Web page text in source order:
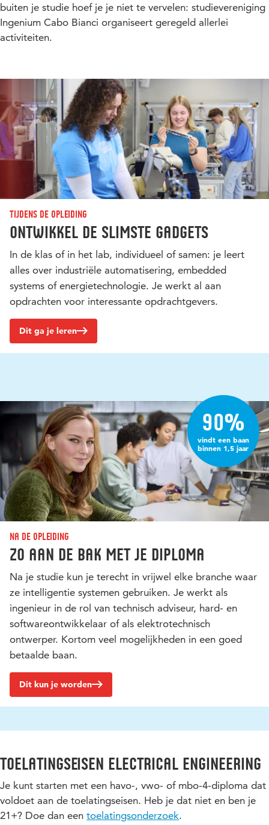
buiten je studie hoef je je niet te vervelen: studievereniging
Ingenium Cabo Bianci organiseert geregeld allerlei
activiteiten.
Tijdens de opleiding
Ontwikkel de slimste gadgets
In de klas of in het lab, individueel of samen: je leert
alles over industriële automatisering, embedded
systems of energietechnologie. Je werkt al aan
opdrachten voor interessante opdrachtgevers.
Dit ga je leren
90%
vindt een baan
binnen 1,5 jaar
Na de opleiding
Zo aan de bak met je diploma
Na je studie kun je terecht in vrijwel elke branche waar
ze intelligentie systemen gebruiken. Je werkt als
ingenieur in de rol van technisch adviseur, hard- en
softwareontwikkelaar of als elektrotechnisch
ontwerper. Kortom veel mogelijkheden in een goed
betaalde baan.
Dit kun je worden
Toelatingseisen Electrical Engineering
Je kunt starten met een havo-, vwo- of mbo-4-diploma dat
voldoet aan de toelatingseisen. Heb je dat niet en ben je
21+? Doe dan een toelatingsonderzoek.